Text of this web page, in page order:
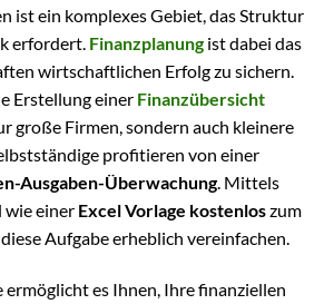
ist ein komplexes Gebiet, das Struktur
erfordert. Finanzplanungist dabei das
wirtschaftlichen Erfolg zu sichern.
Erstellung einer Finanzübersicht
große Firmen, sondern auch kleinere
profitieren von einer
Ausgaben-Überwachung. Mittels
einer Excel Vorlage kostenloszum
Aufgabe erheblich vereinfachen.
ermöglicht es Ihnen, Ihre finanziellen